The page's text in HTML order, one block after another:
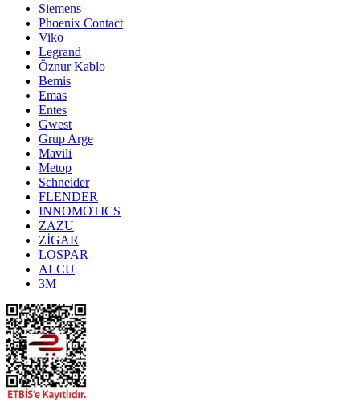
Siemens
Phoenix Contact
Viko
Legrand
Öznur Kablo
Bemis
Emas
Entes
Gwest
Grup Arge
Mavili
Metop
Schneider
FLENDER
INNOMOTICS
ZAZU
ZİGAR
LOSPAR
ALCU
3M